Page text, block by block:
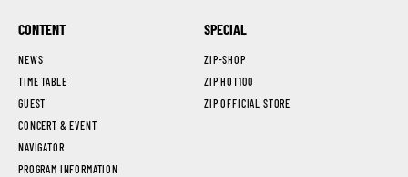
CONTENT
NEWS
TIME TABLE
GUEST
CONCERT & EVENT
NAVIGATOR
PROGRAM INFORMATION
SPECIAL
ZIP-SHOP
ZIP HOT100
ZIP OFFICIAL STORE